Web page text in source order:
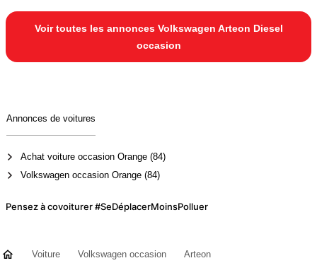
Voir toutes les annonces Volkswagen Arteon Diesel
occasion
Annonces de voitures
Achat voiture occasion Orange (84)
Volkswagen occasion Orange (84)
Pensez à covoiturer #SeDéplacerMoinsPolluer
Voiture Volkswagen occasion
Arteon